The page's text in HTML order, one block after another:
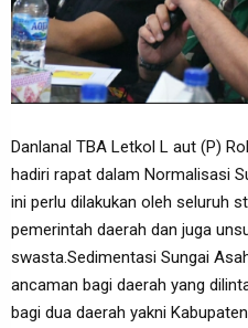
Danlanal TBA Letkol L aut (P)
hadiri rapat dalam Normalisasi
ini perlu dilakukan oleh seluruh
pemerintah daerah dan juga
swasta.Sedimentasi Sungai
ancaman bagi daerah yang
bagi dua daerah yakni